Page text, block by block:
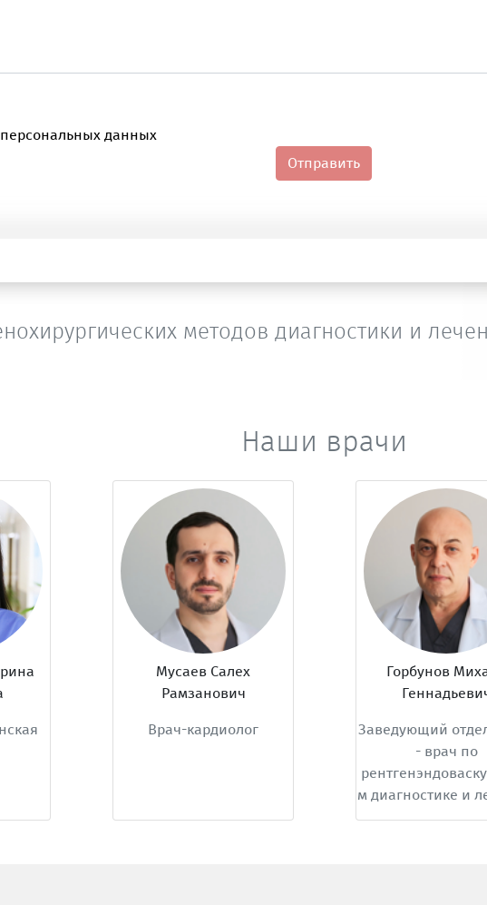
персональных данных
Отправить
методов диагностики и
Наши врачи
Мусаев Салех
Рамзанович
Врач-кардиолог
Горбунов
Геннадьевич
Заведующий
- врач по
м диагностике и